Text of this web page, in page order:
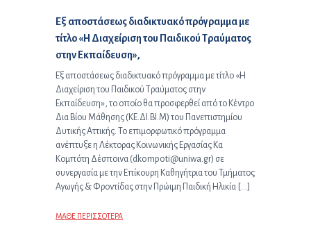
Προηγούμενο άρθρο:
Eξ αποστάσεως διαδικτυακό πρόγραμμα με
τίτλο «Η Διαχείριση του Παιδικού Τραύματος
στην Εκπαίδευση»,
Eξ αποστάσεως διαδικτυακό πρόγραμμα με τίτλο «Η
Διαχείριση του Παιδικού Τραύματος στην
Εκπαίδευση», το οποίο θα προσφερθεί από το Κέντρο
Δια Βίου Μάθησης (ΚΕ.ΔΙ.ΒΙ.Μ) του Πανεπιστημίου
Δυτικής Αττικής. Το επιμορφωτικό πρόγραμμα
ανέπτυξε η Λέκτορας Κοινωνικής Εργασίας Κα
Κομπότη Δέσποινα (dkompoti@uniwa.gr) σε
συνεργασία με την Επίκουρη Καθηγήτρια του Τμήματος
Αγωγής & Φροντίδας στην Πρώιμη Παιδική Ηλικία […]
ΜΑΘΕ ΠΕΡΙΣΣΟΤΕΡΑ